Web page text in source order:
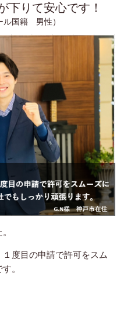
下りて安心です！
ル国籍 男性）
度目の申請で許可をスム
。